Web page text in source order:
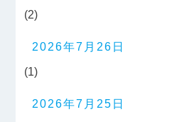
(2)
2026年7月26日
(1)
2026年7月25日